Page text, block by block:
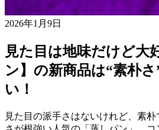
2026年1月9日
見た目は地味だけど大
ン】の新商品は“素朴
い！
見た目の派手さはないけれど、素